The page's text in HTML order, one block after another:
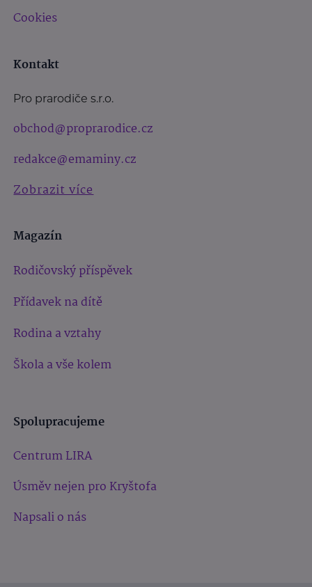
Cookies
Kontakt
Pro prarodiče s.r.o.
obchod@proprarodice.cz
redakce@emaminy.cz
Zobrazit více
Magazín
Rodičovský příspěvek
Přídavek na dítě
Rodina a vztahy
Škola a vše kolem
Spolupracujeme
Centrum LIRA
Úsměv nejen pro Kryštofa
Napsali o nás